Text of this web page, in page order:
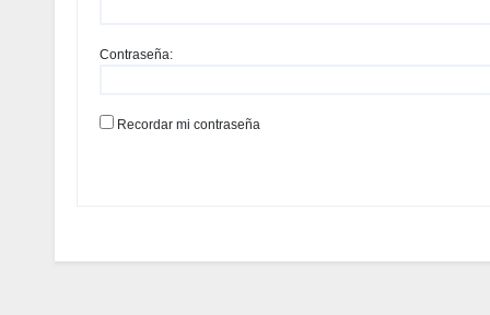
Contraseña:
Recordar mi contraseña